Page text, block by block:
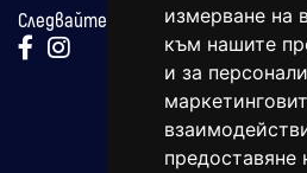
измерване на
към нашите
и за
предоставяне
Следвайте ни: